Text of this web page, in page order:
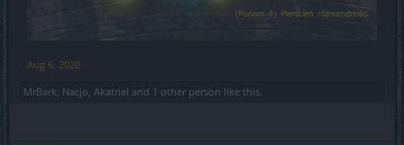
Aug 6, 2020
MrBark, Nacjo, Akatriel and 1 other person like this.